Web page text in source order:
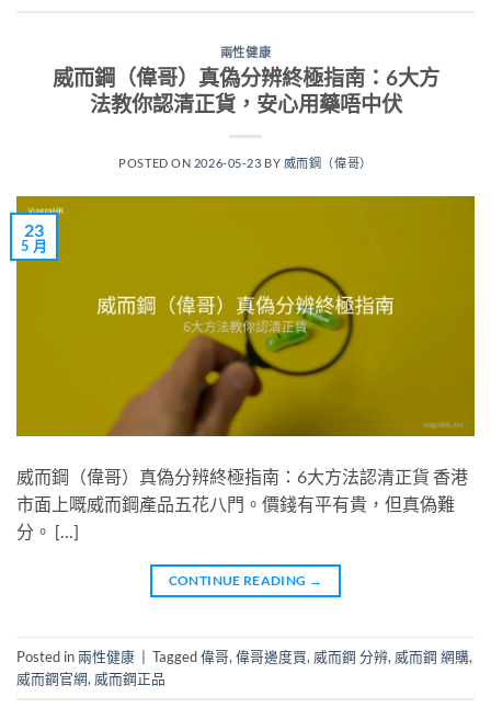
兩性健康
威而鋼（偉哥）真偽分辨終極指南：6大方
法教你認清正貨，安心用藥唔中伏
POSTED ON 2026-05-23 BY 威而鋼（偉哥）
23
5 月
威而鋼（偉哥）真偽分辨終極指南：6大方法認清正貨 香港
市面上嘅威而鋼產品五花八門。價錢有平有貴，但真偽難
分。 […]
CONTINUE READING →
Posted in兩性健康 Tagged偉哥, 偉哥邊度買, 威而鋼 分辨, 威而鋼 網購,
威而鋼官網, 威而鋼正品